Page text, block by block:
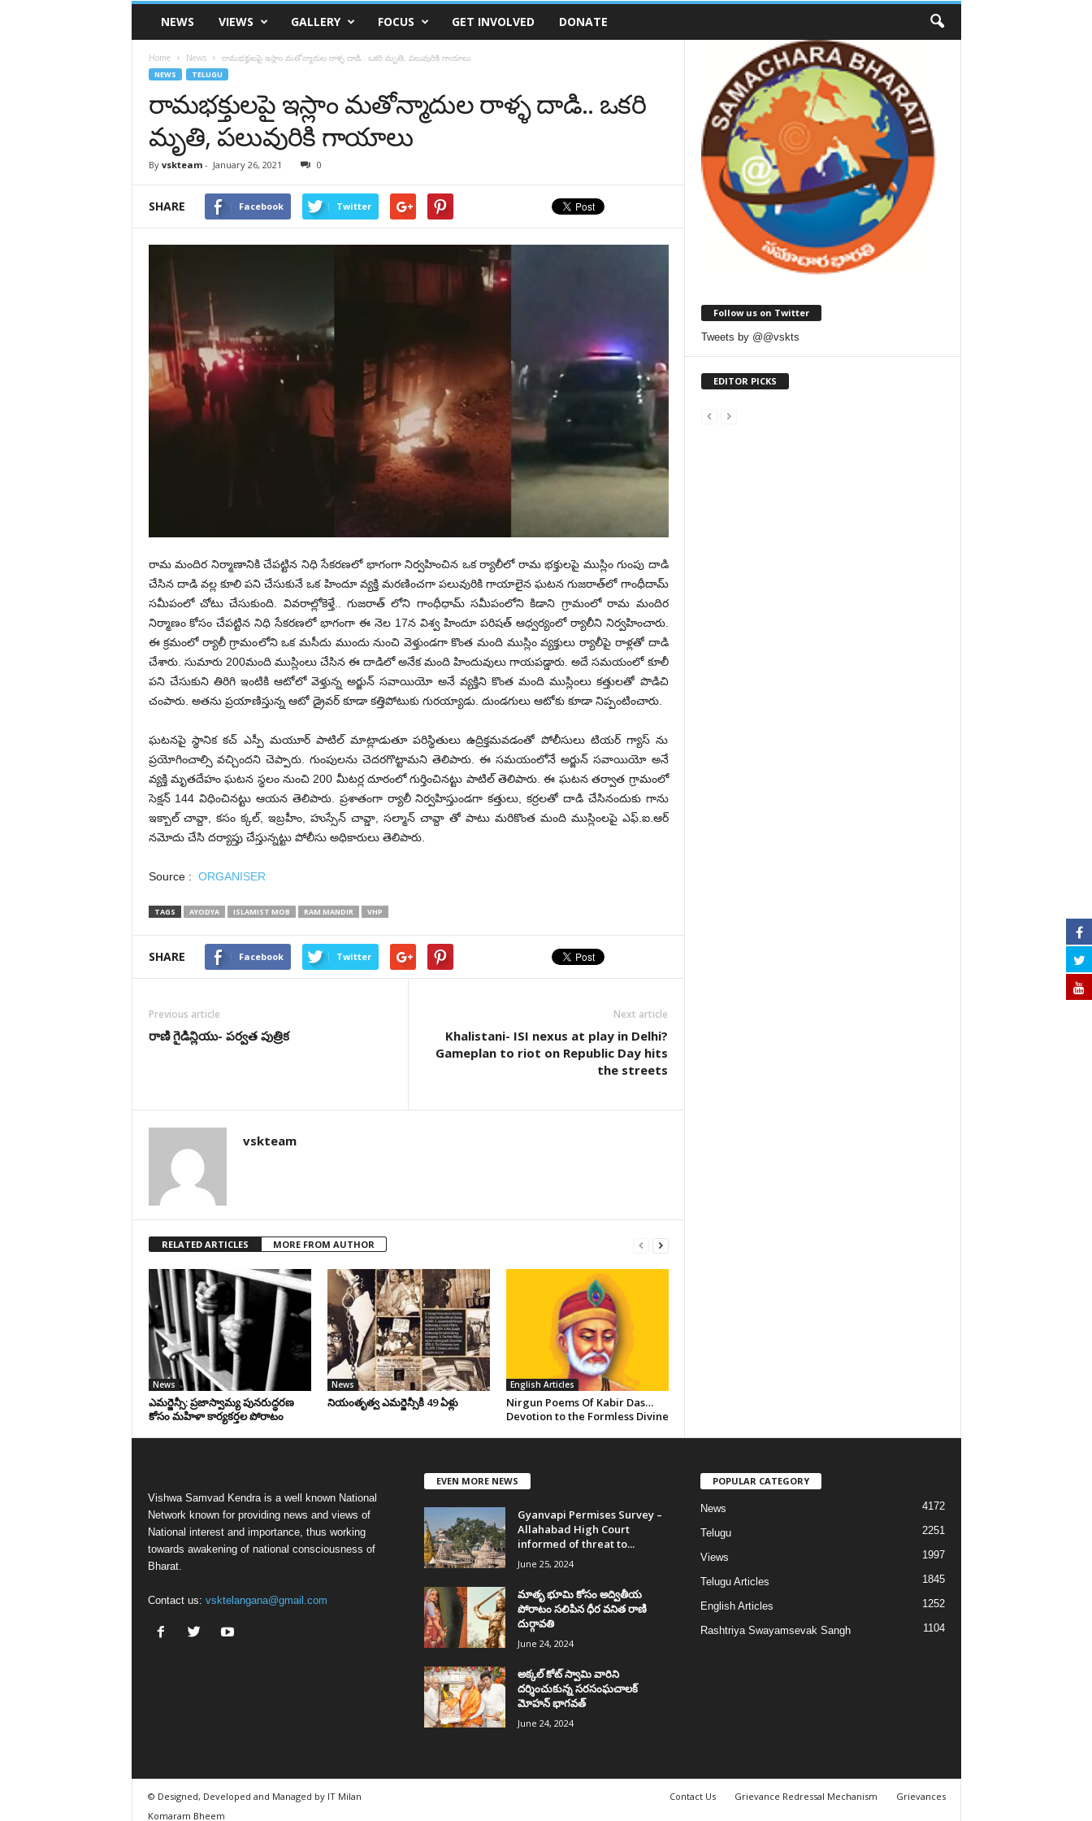
VSK
TelanganaNEWS VIEWS GALLERY FOCUS GET INVOLVED DONATE
Home News రామభక్తులపై ఇస్లాం మ‌తోన్మాదుల‌ రాళ్ళ దాడి.. ఒకరి మృతి, పలువురికి గాయాలు
NEWS TELUGU
రామభక్తులపై ఇస్లాం మ‌తోన్మాదుల‌ రాళ్ళ దాడి.. ఒకరి
మృతి, పలువురికి గాయాలు
By vskteam- January 26, 2021 0
SHARE Facebook Twitter
రామ మందిర నిర్మాణానికి చేప‌ట్టిన నిధి సేక‌ర‌ణ‌లో భాగంగా నిర్వ‌హించిన ఒక‌ ర్యాలీలో రామ భ‌క్తుల‌పై ముస్లిం గుంపు దాడి
చేసిన దాడి వ‌ల్ల కూలి ప‌ని చేసుకునే ఒక‌ హిందూ వ్య‌క్తి మ‌ర‌ణించ‌గా ప‌లువురికి గాయాలైన ఘ‌ట‌న గుజ‌రాత్‌లో గాంధీదామ్
స‌మీపంలో చోటు చేసుకుంది. వివ‌రాల్లోకెళ్తే.. గుజరాత్ లోని గాంధీధామ్ సమీపంలోని కిడాని గ్రామంలో రామ మందిర‌
నిర్మాణం కోసం చేప‌ట్టిన నిధి సేక‌ర‌ణ‌లో భాగంగా ఈ నెల 17న విశ్వ హిందూ పరిషత్ ఆధ్వ‌ర్యంలో ర్యాలీని నిర్వహించారు.
ఈ క్ర‌మంలో ర్యాలీ గ్రామంలోని ఒక మ‌సీదు ముందు నుంచి వెళ్తుండ‌గా కొంత మంది ముస్లిం వ్య‌క్తులు ర్యాలీపై రాళ్ల‌తో దాడి
చేశారు. సుమారు 200మంది ముస్లింలు చేసిన ఈ దాడిలో అనేక మంది హిందువులు గాయ‌ప‌డ్డారు. అదే స‌మ‌యంలో కూలీ
ప‌ని చేసుకుని తిరిగి ఇంటికి ఆటోలో వెళ్తున్న అర్జున్ సవాయియో అనే వ్య‌క్తిని కొంత మంది ముస్లింలు క‌త్తుల‌తో పొడిచి
చంపారు. అత‌ను ప్రయాణిస్తున్న ఆటో డ్రైవర్ కూడా కత్తిపోటుకు గురయ్యాడు. దుండ‌గులు ఆటోకు కూడా నిప్పంటించారు.
ఘ‌ట‌న‌పై స్థానిక క‌చ్ ఎస్పీ మయూర్ పాటిల్ మాట్లాడుతూ పరిస్థితులు ఉద్రిక్త‌మ‌వ‌డంతో పోలీసులు టియర్ గ్యాస్ ను
ప్ర‌యోగించాల్సి వ‌చ్చింద‌ని చెప్పారు. గుంపుల‌ను చెద‌ర‌గొట్టామ‌ని తెలిపారు. ఈ స‌మ‌యంలోనే అర్జున్ స‌వాయియో అనే
వ్య‌క్తి మృతదేహం ఘ‌ట‌న స్థ‌లం నుంచి 200 మీటర్ల దూరంలో గుర్తించిన‌ట్టు పాటిల్ తెలిపారు. ఈ ఘ‌ట‌న త‌ర్వాత గ్రామంలో
సెక్షన్ 144 విధించిన‌ట్టు ఆయ‌న తెలిపారు. ప్ర‌శాతంగా ర్యాలీ నిర్వ‌హిస్తుండ‌గా క‌త్తులు, క‌ర్ర‌ల‌తో దాడి చేసినందుకు గాను
ఇక్బాల్ చావ్దా, కసం క్కల్, ఇబ్రహీం, హుస్సేన్ చావ్డా, సల్మాన్ చావ్దా తో పాటు మ‌రికొంత మంది ముస్లింల‌పై ఎఫ్‌.ఐ.ఆర్‌
న‌మోదు చేసి ద‌ర్యాప్తు చేస్తున్న‌ట్టు పోలీసు అధికారులు తెలిపారు.
Source : ORGANISER
TAGS AYODYA ISLAMIST MOB RAM MANDIR VHP
SHARE Facebook Twitter
Previous article
రాణి గైడిన్లియు- పర్వత పుత్రిక
Next article
Khalistani- ISI nexus at play in Delhi?
Gameplan to riot on Republic Day hits
the streets
vskteam
RELATED ARTICLES MORE FROM AUTHOR
News
ఎమర్జెన్సీ: ప్రజాస్వామ్య పునరుద్ధరణ
కోసం మహిళా కార్యకర్తల పోరాటం
News
నియంతృత్వ ఎమర్జెన్సీకి 49 ఏళ్లు
English Articles
Nirgun Poems Of Kabir Das…
Devotion to the Formless Divine
Follow us on Twitter
Tweets by @@vskts
EDITOR PICKS
Vishwa Samvad Kendra is a well known National
Network known for providing news and views of
National interest and importance, thus working
towards awakening of national consciousness of
Bharat.
Contact us: vsktelangana@gmail.com
EVEN MORE NEWS
Gyanvapi Permises Survey –
Allahabad High Court
informed of threat to...
June 25, 2024
మాతృ భూమి కోసం అద్వితీయ
పోరాటం సలిపిన ధీర వనిత రాణి
దుర్గావతి
June 24, 2024
అక్కల్‌ కోట్‌ స్వామి వారిని
దర్శించుకున్న సరసంఘచాలక్
మోహన్ భాగవత్
June 24, 2024
POPULAR CATEGORY
News 4172
Telugu 2251
Views 1997
Telugu Articles 1845
English Articles 1252
Rashtriya Swayamsevak Sangh 1104
Contact Us Grievance Redressal Mechanism Grievances
© Designed, Developed and Managed by IT Milan
Komaram Bheem